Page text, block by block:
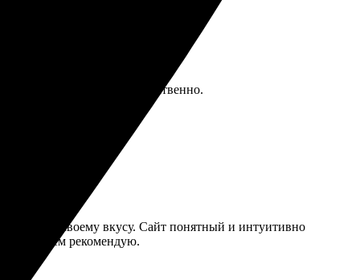
всё быстро и качественно.
по своему вкусу. Сайт понятный и интуитивно
Всем рекомендую.